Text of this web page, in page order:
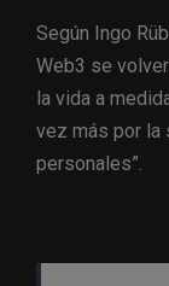
Según Ingo
Web3 se
la vida a
vez más por la
personales”.